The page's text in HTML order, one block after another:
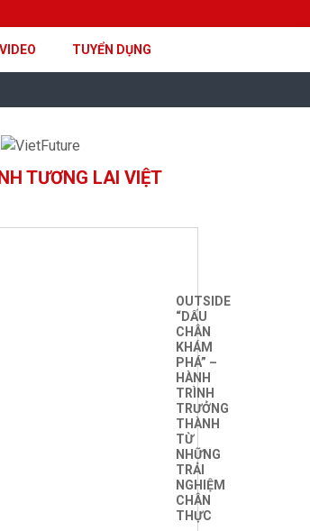
VIDEO TUYỂN DỤNG
TƯƠNG LAI VIỆT
OUTSIDE
“DẤU
CHÂN
KHÁM
PHÁ” –
HÀNH
TRÌNH
TRƯỞNG
THÀNH
TỪ
NHỮNG
TRẢI
NGHIỆM
CHÂN
THỰC